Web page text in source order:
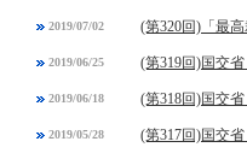
2019/07/02 (第320回)「最
2019/06/25 (第319回)国交
2019/06/18 (第318回)国交
2019/05/28 (第317回)国交